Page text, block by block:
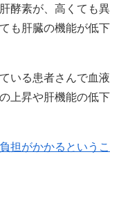
酵素が、高くても異
も肝臓の機能が低下
いる患者さんで血液
上昇や肝機能の低下
担がかかるというこ